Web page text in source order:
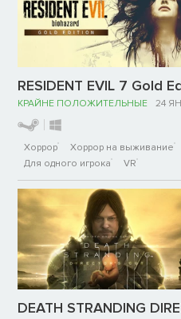
RESIDENT EVIL 7 Gold
КРАЙНЕ ПОЛОЖИТЕЛЬНЫЕ 24
Хоррор Хоррор на выживание
Для одного игрока
VR
DEATH STRANDING